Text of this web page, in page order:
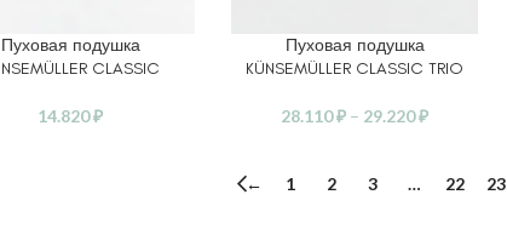
ДАЛЕЕ
Пуховая подушка
CLASSIC
14.820₽
ВЫБЕРИТЕ ПАРАМЕТРЫ
Пуховая подушка
KÜNSEMÜLLER CLASSIC TRIO
28.110₽ – 29.220₽
← 1 2 3 … 22 23